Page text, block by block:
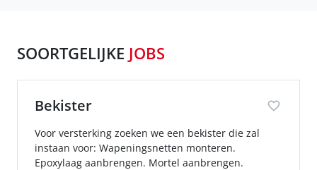
SOORTGELIJKE JOBS
Bekister
Voor versterking zoeken we een bekister die zal
instaan voor: Wapeningsnetten monteren.
Epoxylaag aanbrengen. Mortel aanbrengen.